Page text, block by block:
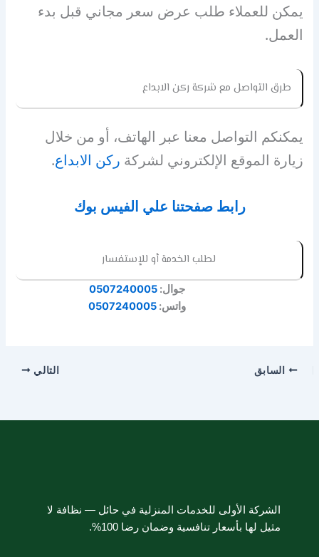
يمكن للعملاء طلب عرض سعر مجاني قبل بدء
العمل.
طرق التواصل مع شركة ركن الابداع
يمكنكم التواصل معنا عبر الهاتف، أو من خلال
زيارة الموقع الإلكتروني لشركة ركن الابداع.
رابط صفحتنا علي الفيس بوك
لطلب الخدمة أو للإستفسار
جوال:0507240005
واتس:0507240005
السابق التالي
الشركة الأولى للخدمات المنزلية في حائل — نظافة لا
مثيل لها بأسعار تنافسية وضمان رضا 100%.